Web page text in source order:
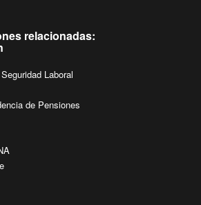
relacionadas:
Laboral
de Pensiones